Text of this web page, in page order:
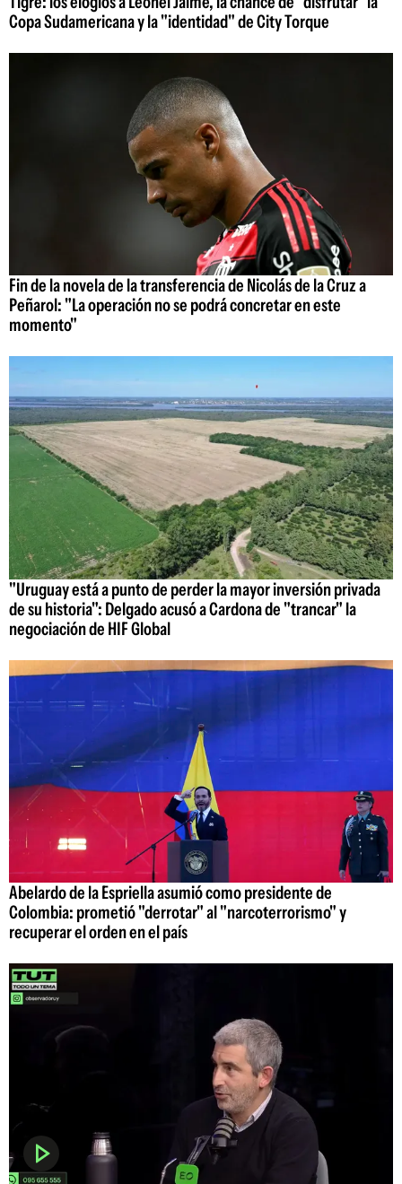
Copa Sudamericana y la "identidad" de City Torque
Fin de la novela de la transferencia de Nicolás de la Cruz a
Peñarol: "La operación no se podrá concretar en este
momento"
"Uruguay está a punto de perder la mayor inversión privada
de su historia": Delgado acusó a Cardona de "trancar" la
negociación de HIF Global
Abelardo de la Espriella asumió como presidente de
Colombia: prometió "derrotar" al "narcoterrorismo" y
recuperar el orden en el país